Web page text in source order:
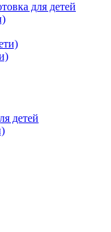
для детей
детей